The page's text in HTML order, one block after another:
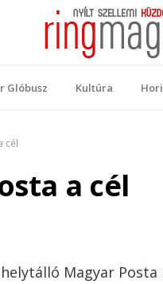
Glóbusz Kultúra
cél
a cél
Magyar